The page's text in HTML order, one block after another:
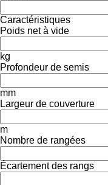
Caractéristiques
Poids net à vide
kg
Profondeur de semis
mm
Largeur de couverture
m
Nombre de rangées
Écartement des rangs